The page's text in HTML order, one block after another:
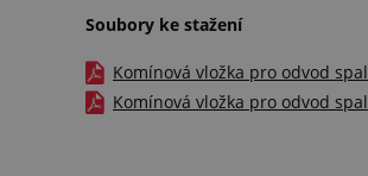
Soubory ke stažení
Komínová vložka pro odvod
Komínová vložka pro odvod